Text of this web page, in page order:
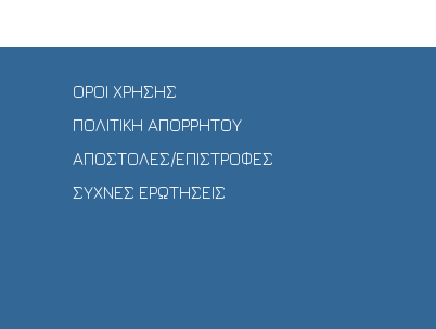
ΟΡΟΙ ΧΡΗΣΗΣ
ΠΟΛΙΤΙΚΗ ΑΠΟΡΡΗΤΟΥ
ΑΠΟΣΤΟΛΕΣ/ΕΠΙΣΤΡΟΦΕΣ
ΣΥΧΝΕΣ ΕΡΩΤΗΣΕΙΣ